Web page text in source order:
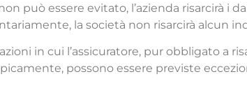
può essere evitato, l’azienda risarcirà i
la società non risarcirà alcun
in cui l’assicuratore, pur obbligato a
possono essere previste